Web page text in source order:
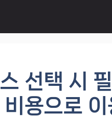
선택 시
용으로